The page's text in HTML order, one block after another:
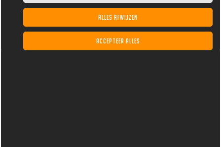
ALLES AFWIJZEN
ACCEPTEER ALLES
Heerlijk romig softijs 300ml. Als extra toe te voegen,